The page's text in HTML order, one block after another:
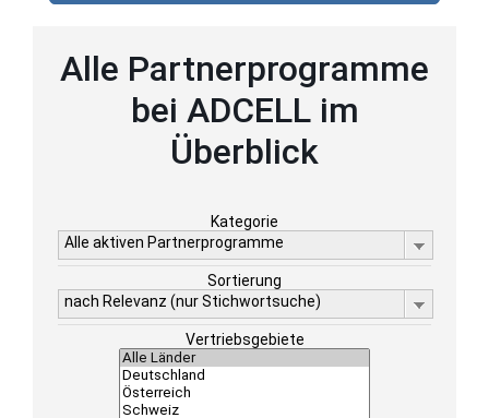
Alle Partnerprogramme
bei ADCELL im
Überblick
Kategorie
Alle aktiven Partnerprogramme
Sortierung
nach Relevanz (nur Stichwortsuche)
Vertriebsgebiete